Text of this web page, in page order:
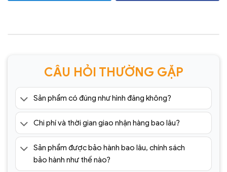
CÂU HỎI THƯỜNG GẶP
Sản phẩm có đúng như hình đăng không?
Chi phí và thời gian giao nhận hàng bao lâu?
Sản phẩm được bảo hành bao lâu, chính sách
bảo hành như thế nào?